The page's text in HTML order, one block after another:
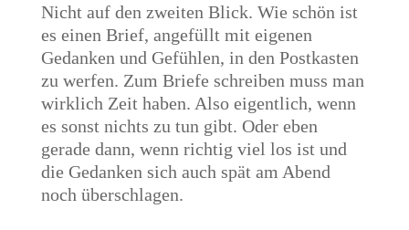
Nicht auf den zweiten Blick. Wie schön ist
es einen Brief, angefüllt mit eigenen
Gedanken und Gefühlen, in den Postkasten
zu werfen. Zum Briefe schreiben muss man
wirklich Zeit haben. Also eigentlich, wenn
es sonst nichts zu tun gibt. Oder eben
gerade dann, wenn richtig viel los ist und
die Gedanken sich auch spät am Abend
noch überschlagen.